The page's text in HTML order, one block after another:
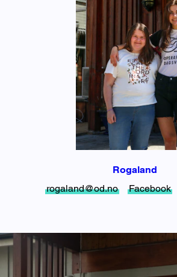
Rogaland
rogaland@od.no
Facebook